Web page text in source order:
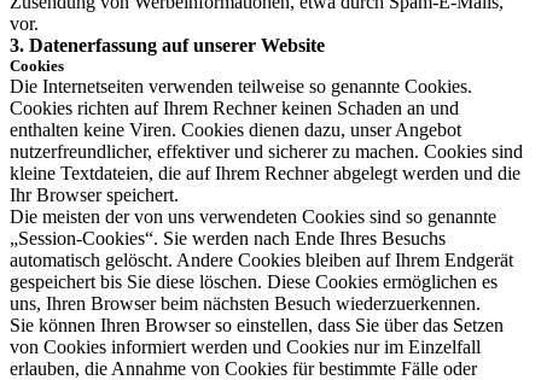
vor.
3. Datenerfassung auf unserer Website
Cookies
Die Internetseiten verwenden teilweise so genannte Cookies.
Cookies richten auf Ihrem Rechner keinen Schaden an und
enthalten keine Viren. Cookies dienen dazu, unser Angebot
nutzerfreundlicher, effektiver und sicherer zu machen. Cookies sind
kleine Textdateien, die auf Ihrem Rechner abgelegt werden und die
Ihr Browser speichert.
Die meisten der von uns verwendeten Cookies sind so genannte
„Session-Cookies“. Sie werden nach Ende Ihres Besuchs
automatisch gelöscht. Andere Cookies bleiben auf Ihrem Endgerät
gespeichert bis Sie diese löschen. Diese Cookies ermöglichen es
uns, Ihren Browser beim nächsten Besuch wiederzuerkennen.
Sie können Ihren Browser so einstellen, dass Sie über das Setzen
von Cookies informiert werden und Cookies nur im Einzelfall
erlauben, die Annahme von Cookies für bestimmte Fälle oder